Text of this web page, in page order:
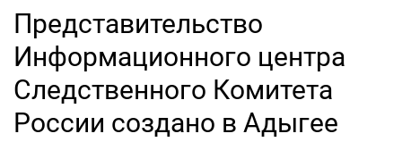
Представительство
Информационного центра
Следственного Комитета
России создано в Адыгее